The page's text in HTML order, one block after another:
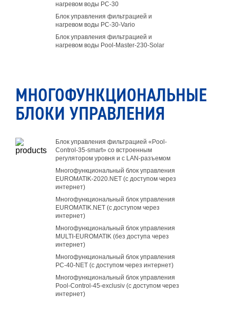
нагревом воды PC-30
Блок управления фильтрацией и
нагревом воды PC-30-Vario
Блок управления фильтрацией и
нагревом воды Pool-Master-230-Solar
МНОГОФУНКЦИОНАЛЬНЫЕ
БЛОКИ УПРАВЛЕНИЯ
Блок управления фильтрацией «Pool-
Control-35-smart» со встроенным
регулятором уровня и с LAN-разъемом
Многофункциональный блок управления
EUROMATIK-2020.NET (с доступом через
интернет)
Многофункциональный блок управления
EUROMATIK.NET (с доступом через
интернет)
Многофункциональный блок управления
MULTI-EUROMATIK (без доступа через
интернет)
Многофункциональный блок управления
PC-40-NET (с доступом через интернет)
Многофункциональный блок управления
Pool-Control-45-exclusiv (с доступом через
интернет)